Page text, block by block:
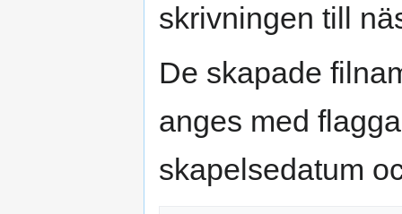
skrivningen till
De skapade
anges med
skapelsedatum